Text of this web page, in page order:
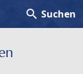
search Suchen